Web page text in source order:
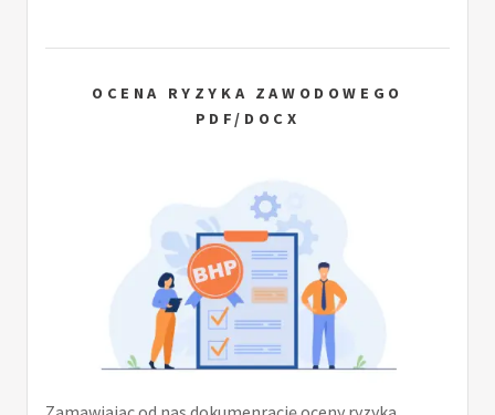
OCENA RYZYKA ZAWODOWEGO
PDF/DOCX